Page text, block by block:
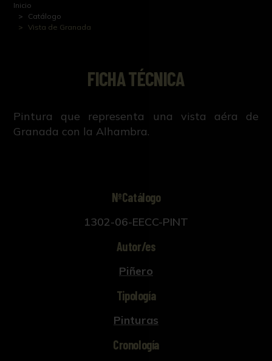
Inicio
Catálogo
Vista de Granada
FICHA TÉCNICA
Pintura que representa una vista aéra de
Granada con la Alhambra.
NºCatálogo
1302-06-EECC-PINT
Autor/es
Piñero
Tipología
Pinturas
Cronología